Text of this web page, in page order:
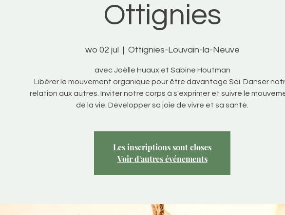
Ottignies
wo 02 jul
  |
Ottignies-Louvain-la-Neuve
avec Joëlle Huaux et Sabine Houtman
Libérer le mouvement organique pour être davantage Soi. Danser
relation aux autres. Inviter notre corps à s'exprimer et suivre le
de la vie. Développer sa joie de vivre et sa santé.
Les inscriptions sont closes
Voir d'autres événements